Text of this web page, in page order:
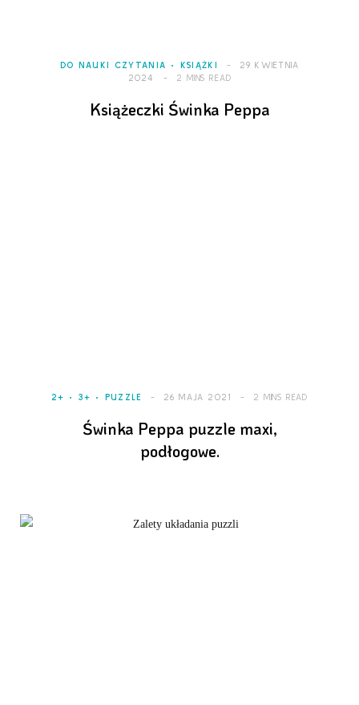
DO NAUKI CZYTANIA KSIĄŻKI
29 KWIETNIA
2024
2 MINS READ
Książeczki Świnka Peppa
2+ 3+ PUZZLE 26 MAJA 2021 2 MINS READ
Świnka Peppa puzzle maxi,
podłogowe.